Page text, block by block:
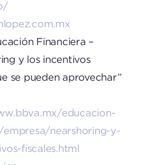
Financiera –
y los incentivos
se pueden aprovechar”
educacion-
empresa/nearshoring-y-
fiscales.html